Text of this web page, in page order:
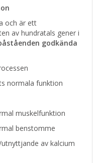
och är ett
av hundratals gener i
godkända
normala funktion
muskelfunktion
benstomme
av kalcium